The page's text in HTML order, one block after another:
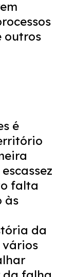
outros
é
falta
às
da